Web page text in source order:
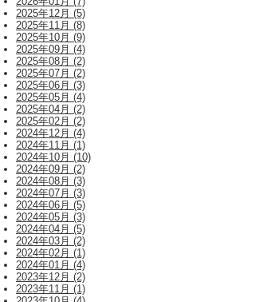
2025年12月 (5)
2025年11月 (8)
2025年10月 (9)
2025年09月 (4)
2025年08月 (2)
2025年07月 (2)
2025年06月 (3)
2025年05月 (4)
2025年04月 (2)
2025年02月 (2)
2024年12月 (4)
2024年11月 (1)
2024年10月 (10)
2024年09月 (2)
2024年08月 (3)
2024年07月 (3)
2024年06月 (5)
2024年05月 (3)
2024年04月 (5)
2024年03月 (2)
2024年02月 (1)
2024年01月 (4)
2023年12月 (2)
2023年11月 (1)